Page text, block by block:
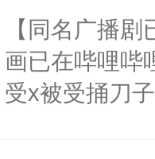
卫天还没亮
腰：“陛下，
不好了！”“那
朝，一个从
为三种性别。
构与男子相同
了一颗红色的
【同名广播
画已在哔哩哔
受x被受捅刀